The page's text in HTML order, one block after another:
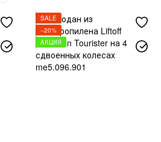
SALE
−20%
АКЦИЯ